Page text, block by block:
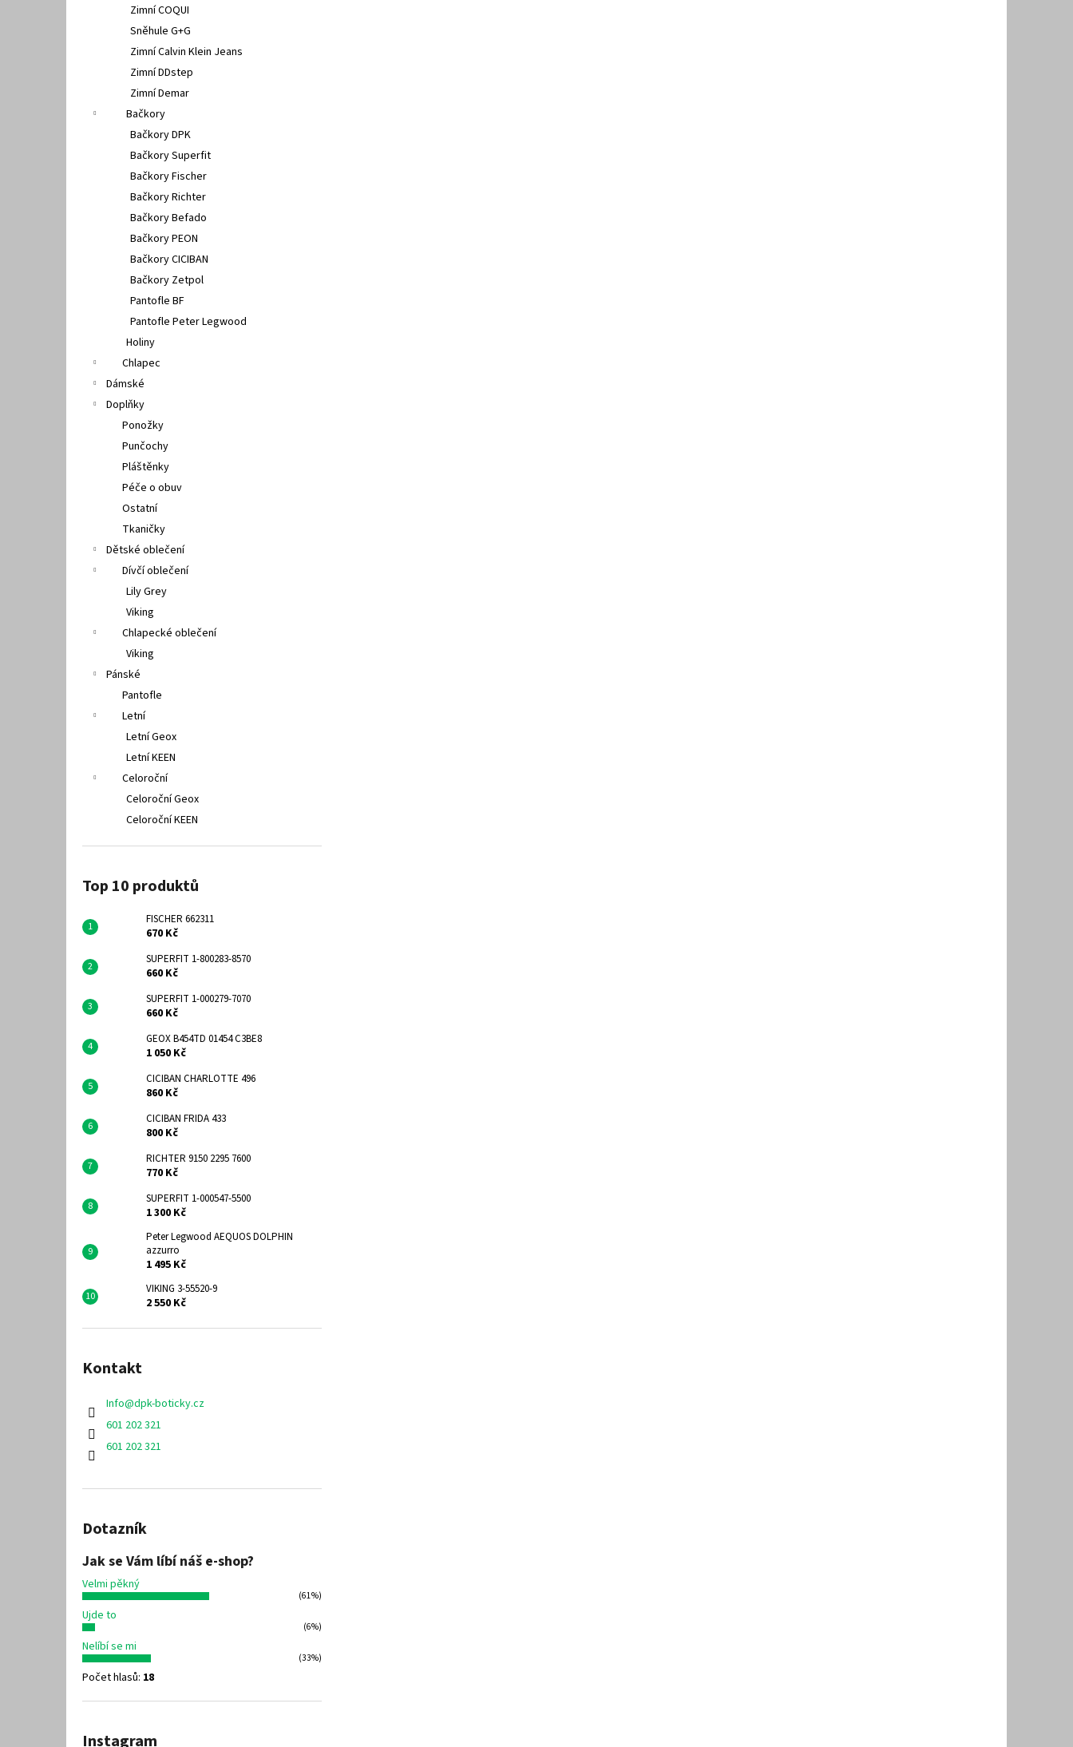
Zimní COQUI
Sněhule G+G
Zimní Calvin Klein Jeans
Zimní DDstep
Zimní Demar
Bačkory
Bačkory DPK
Bačkory Superfit
Bačkory Fischer
Bačkory Richter
Bačkory Befado
Bačkory PEON
Bačkory CICIBAN
Bačkory Zetpol
Pantofle BF
Pantofle Peter Legwood
Holiny
Chlapec
Dámské
Doplňky
Ponožky
Punčochy
Pláštěnky
Péče o obuv
Ostatní
Tkaničky
Dětské oblečení
Dívčí oblečení
Lily Grey
Viking
Chlapecké oblečení
Viking
Pánské
Pantofle
Letní
Letní Geox
Letní KEEN
Celoroční
Celoroční Geox
Celoroční KEEN
Top 10 produktů
FISCHER 662311
670 Kč
SUPERFIT 1-800283-8570
660 Kč
SUPERFIT 1-000279-7070
660 Kč
GEOX B454TD 01454 C3BE8
1 050 Kč
CICIBAN CHARLOTTE 496
860 Kč
CICIBAN FRIDA 433
800 Kč
RICHTER 9150 2295 7600
770 Kč
SUPERFIT 1-000547-5500
1 300 Kč
Peter Legwood AEQUOS DOLPHIN
azzurro
1 495 Kč
VIKING 3-55520-9
2 550 Kč
Kontakt
Info@dpk-boticky.cz
601 202 321
601 202 321
Dotazník
Jak se Vám líbí náš e-shop?
Velmi pěkný
(61%)
Ujde to
(6%)
Nelíbí se mi
(33%)
Počet hlasů: 18
Instagram